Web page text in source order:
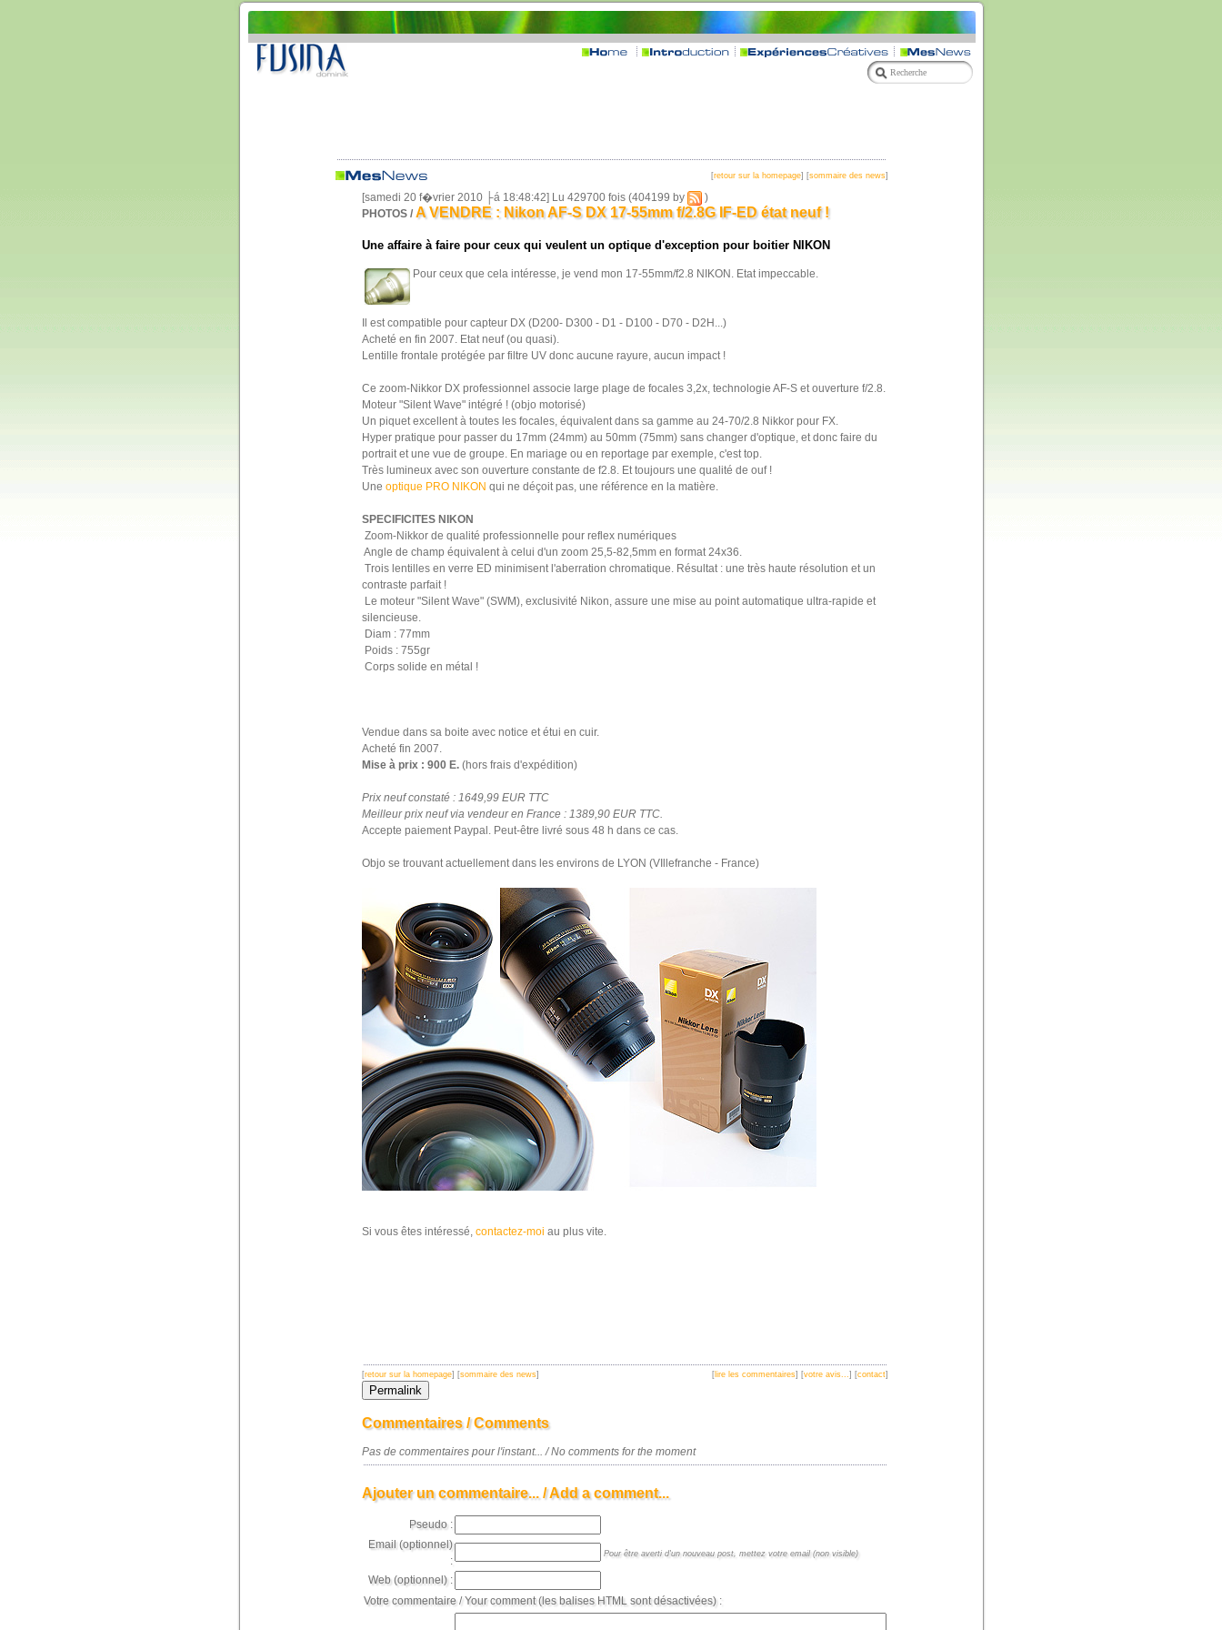
[retour sur la homepage] [sommaire des news]
[samedi 20 f�vrier 2010 ├á 18:48:42] Lu 429700 fois (404199 by
)
PHOTOS / A VENDRE : Nikon AF-S DX 17-55mm f/2.8G IF-ED état neuf !
Une affaire à faire pour ceux qui veulent un optique d'exception pour boitier NIKON
Pour ceux que cela intéresse, je vend mon 17-55mm/f2.8 NIKON. Etat impeccable.
Il est compatible pour capteur DX (D200- D300 - D1 - D100 - D70 - D2H...)
Acheté en fin 2007. Etat neuf (ou quasi).
Lentille frontale protégée par filtre UV donc aucune rayure, aucun impact !
Ce zoom-Nikkor DX professionnel associe large plage de focales 3,2x, technologie AF-S et ouverture f/2.8.
Moteur "Silent Wave" intégré ! (objo motorisé)
Un piquet excellent à toutes les focales, équivalent dans sa gamme au 24-70/2.8 Nikkor pour FX.
Hyper pratique pour passer du 17mm (24mm) au 50mm (75mm) sans changer d'optique, et donc faire du
portrait et une vue de groupe. En mariage ou en reportage par exemple, c'est top.
Très lumineux avec son ouverture constante de f2.8. Et toujours une qualité de ouf !
Une optique PRO NIKON qui ne déçoit pas, une référence en la matière.
SPECIFICITES NIKON
 Zoom-Nikkor de qualité professionnelle pour reflex numériques
 Angle de champ équivalent à celui d'un zoom 25,5-82,5mm en format 24x36.
 Trois lentilles en verre ED minimisent l'aberration chromatique. Résultat : une très haute résolution et un
contraste parfait !
 Le moteur "Silent Wave" (SWM), exclusivité Nikon, assure une mise au point automatique ultra-rapide et
silencieuse.
 Diam : 77mm
 Poids : 755gr
 Corps solide en métal !
Vendue dans sa boite avec notice et étui en cuir.
Acheté fin 2007.
Mise à prix : 900 E.(hors frais d'expédition)
Prix neuf constaté : 1649,99 EUR TTC
Meilleur prix neuf via vendeur en France : 1389,90 EUR TTC.
Accepte paiement Paypal. Peut-être livré sous 48 h dans ce cas.
Objo se trouvant actuellement dans les environs de LYON (VIllefranche - France)
Si vous êtes intéressé, contactez-moi au plus vite.
[retour sur la homepage] [sommaire des news] [lire les commentaires] [votre avis...] [contact]
Commentaires / Comments
Pas de commentaires pour l'instant... / No comments for the moment
Ajouter un commentaire... / Add a comment...
Pseudo :
Email (optionnel)
:
Pour être averti d'un nouveau post, mettez votre email (non visible)
Web (optionnel) :
Votre commentaire / Your comment (les balises HTML sont désactivées) :